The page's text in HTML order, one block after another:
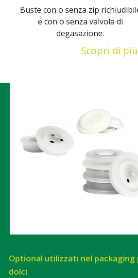
Buste con o senza zip
e con o senza valvola di
degasazione.
Scopri di più
Optional utilizzati nel
dolci